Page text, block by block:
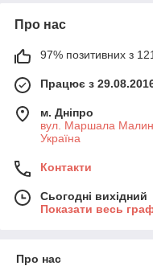
Про нас
97% позитивних з
Працює з
м. Дніпро
вул. Маршала
Україна
Контакти
Сьогодні вихідний
Показати весь
Про нас